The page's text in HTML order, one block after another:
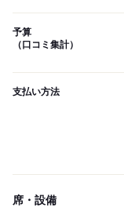
予算
（口コミ集計）
支払い方法
席・設備